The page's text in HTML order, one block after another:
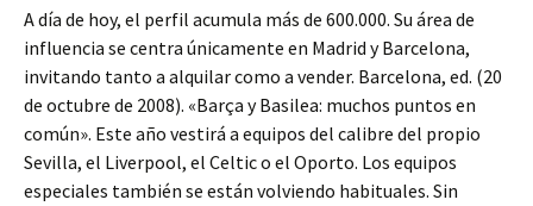
A día de hoy, el perfil acumula más de 600.000. Su área de
influencia se centra únicamente en Madrid y Barcelona,
invitando tanto a alquilar como a vender. Barcelona, ed. (20
de octubre de 2008). «Barça y Basilea: muchos puntos en
común». Este año vestirá a equipos del calibre del propio
Sevilla, el Liverpool, el Celtic o el Oporto. Los equipos
especiales también se están volviendo habituales. Sin